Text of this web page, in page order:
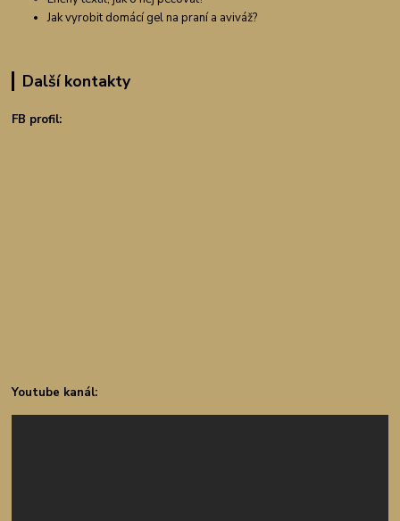
Jak vyrobit domácí gel na praní a aviváž?
Další kontakty
FB profil:
Youtube kanál: